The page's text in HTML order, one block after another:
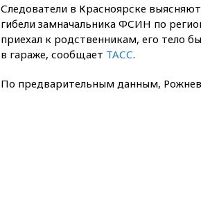
Следователи в Красноярске
гибели замначальника ФСИН по
приехал к родственникам, его тело
в гараже, сообщает ТАСС.
По предварительным данным,